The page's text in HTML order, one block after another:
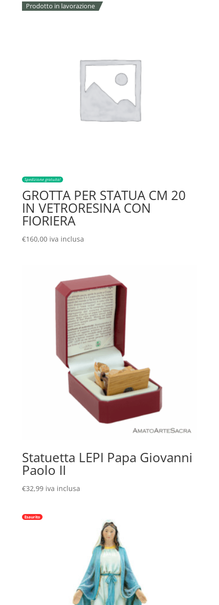
Prodotto in lavorazione
Spedizione gratuita!
GROTTA PER STATUA CM 20
IN VETRORESINA CON
FIORIERA
€160,00 iva inclusa
Statuetta LEPI Papa Giovanni
Paolo II
€32,99 iva inclusa
Esaurito